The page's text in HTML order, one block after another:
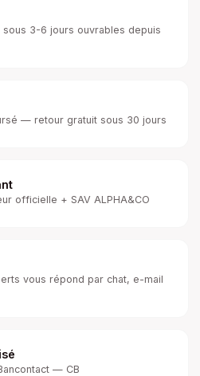
sous 3-6 jours ouvrables depuis
— retour gratuit sous 30 jours
officielle + SAV ALPHA&CO
vous répond par chat, e-mail
— CB